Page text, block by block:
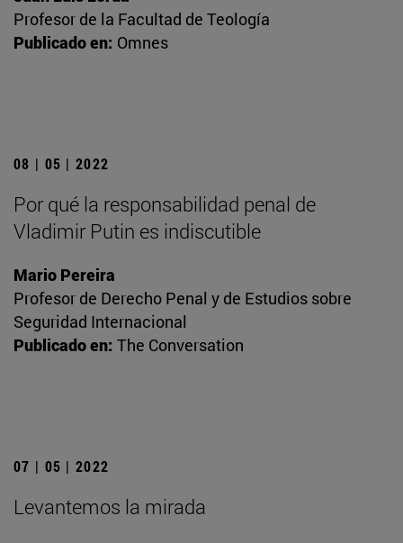
Profesor de la Facultad de Teología
Publicado en: Omnes
08 | 05 | 2022
Por qué la responsabilidad penal de
Vladimir Putin es indiscutible
Mario Pereira
Profesor de Derecho Penal y de Estudios sobre
Seguridad Internacional
Publicado en: The Conversation
07 | 05 | 2022
Levantemos la mirada